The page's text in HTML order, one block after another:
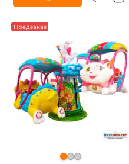
Предзаказ